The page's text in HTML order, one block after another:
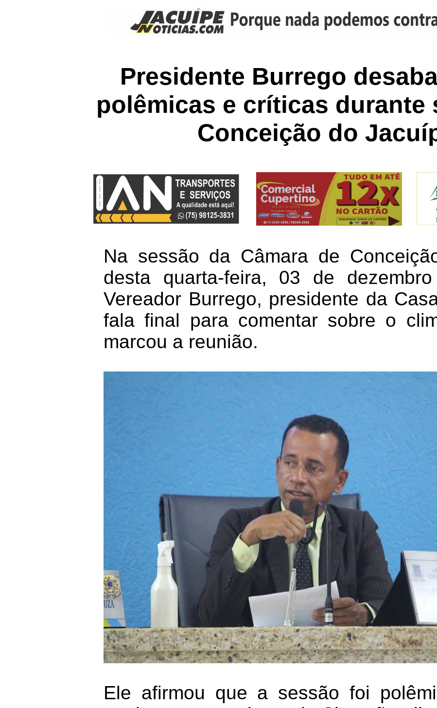
Presidente Burrego
polêmicas e críticas durante
Conceição do
Na sessão da Câmara de
desta quarta-feira, 03 de
Vereador Burrego, presidente da
fala final para comentar sobre o
marcou a reunião.
Ele afirmou que a sessão foi